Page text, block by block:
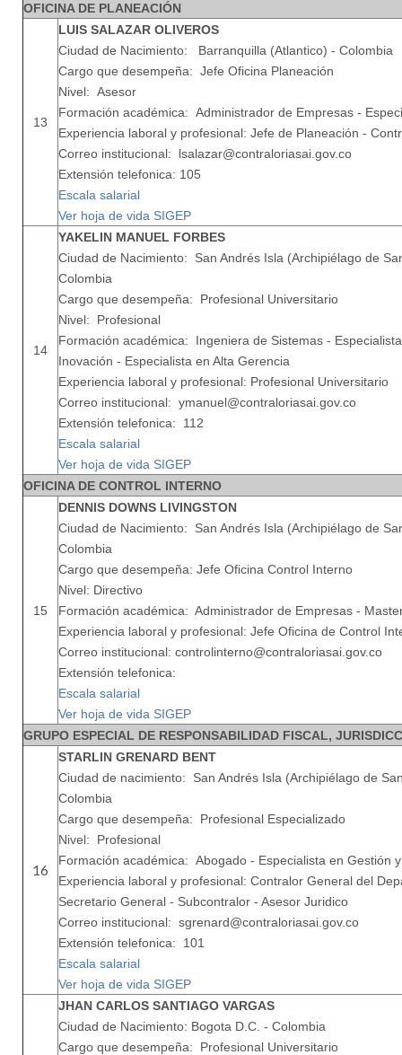
OFICINA DE PLANEACIÓN
13
LUIS SALAZAR OLIVEROS
Ciudad de Nacimiento: Barranquilla (Atlantico) - Colombia
Cargo que desempeña: Jefe Oficina Planeación
Nivel: Asesor
Formación académica: Administrador de Empresas -
Experiencia laboral y profesional: Jefe de Planeación -
Correo institucional: lsalazar@contraloriasai.gov.co
Extensión telefonica: 105
Escala salarial
Ver hoja de vida SIGEP
14
YAKELIN MANUEL FORBES
Ciudad de Nacimiento: San Andrés Isla (Archipiélago de
Colombia
Cargo que desempeña: Profesional Universitario
Nivel: Profesional
Formación académica: Ingeniera de Sistemas -
Inovación - Especialista en Alta Gerencia
Experiencia laboral y profesional: Profesional Universitario
Correo institucional: ymanuel@contraloriasai.gov.co
Extensión telefonica: 112
Escala salarial
Ver hoja de vida SIGEP
OFICINA DE CONTROL INTERNO
15
DENNIS DOWNS LIVINGSTON
Ciudad de Nacimiento: San Andrés Isla (Archipiélago de
Colombia
Cargo que desempeña: Jefe Oficina Control Interno
Nivel: Directivo
Formación académica: Administrador de Empresas -
Experiencia laboral y profesional: Jefe Oficina de Control
Correo institucional: controlinterno@contraloriasai.gov.co
Extensión telefonica:
Escala salarial
Ver hoja de vida SIGEP
GRUPO ESPECIAL DE RESPONSABILIDAD FISCAL,
16
STARLIN GRENARD BENT
Ciudad de nacimiento: San Andrés Isla (Archipiélago de
Colombia
Cargo que desempeña: Profesional Especializado
Nivel: Profesional
Formación académica: Abogado - Especialista en Gestión
Experiencia laboral y profesional: Contralor General del
Secretario General - Subcontralor - Asesor Juridico
Correo institucional: sgrenard@contraloriasai.gov.co
Extensión telefonica: 101
Escala salarial
Ver hoja de vida SIGEP
JHAN CARLOS SANTIAGO VARGAS
Ciudad de Nacimiento: Bogota D.C. - Colombia
Cargo que desempeña: Profesional Universitario